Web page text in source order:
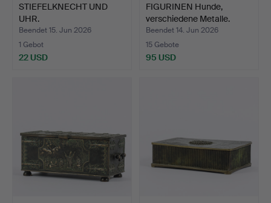
STIEFELKNECHT UND
UHR.
Beendet 15. Jun 2026
1 Gebot
22 USD
FIGURINEN Hunde,
verschiedene Metalle.
Beendet 14. Jun 2026
15 Gebote
95 USD